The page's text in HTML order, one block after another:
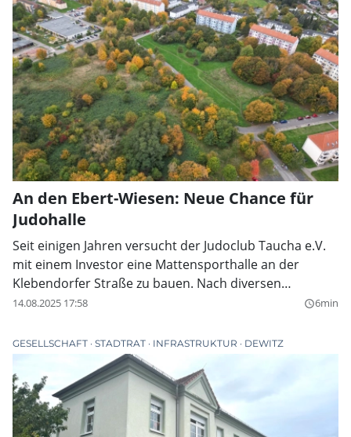
einstimmigen Beschluss: Die Fusion und der
Trägerwechsel werden vollzogen.
An den Ebert-Wiesen: Neue Chance für
Judohalle
Seit einigen Jahren versucht der Judoclub Taucha e.V.
mit einem Investor eine Mattensporthalle an der
Klebendorfer Straße zu bauen. Nach diversen
Bedenken von Stadträten und Anwohnern sind diese
Friedrich-Ebert-Wiesen entstehen, wo auch die
SportEUm Oberschule+ gebaut werden soll.
14.08.2025 17:58 query_builder6min
GESELLSCHAFT STADTRAT INFRASTRUKTUR DEWITZ